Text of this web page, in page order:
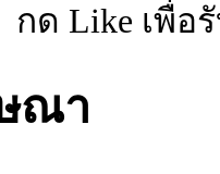
กด Like เพื่อ
ณา